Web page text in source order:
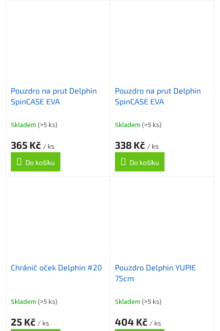
Pouzdro na prut Delphin
SpinCASE EVA
Skladem (>5 ks)
365 Kč / ks
Do košíku
Pouzdro na prut Delphin
SpinCASE EVA
Skladem (>5 ks)
338 Kč / ks
Do košíku
Chránič oček Delphin #20
Skladem (>5 ks)
25 Kč / ks
Pouzdro Delphin YUPIE
75cm
Skladem (>5 ks)
404 Kč / ks